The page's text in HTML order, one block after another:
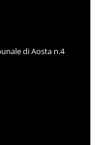
di Aosta n.4